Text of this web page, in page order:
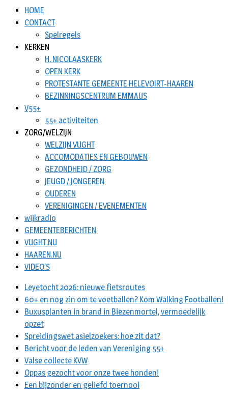
HOME
CONTACT
Spelregels
KERKEN
H. NICOLAASKERK
OPEN KERK
PROTESTANTE GEMEENTE HELEVOIRT-HAAREN
BEZINNINGSCENTRUM EMMAUS
V55+
55+ activiteiten
ZORG/WELZIJN
WELZIJN VUGHT
ACCOMODATIES EN GEBOUWEN
GEZONDHEID / ZORG
JEUGD / JONGEREN
OUDEREN
VERENIGINGEN / EVENEMENTEN
wijkradio
GEMEENTEBERICHTEN
VUGHT.NU
HAAREN.NU
VIDEO’S
Leyetocht 2026: nieuwe fietsroutes
60+ en nog zin om te voetballen? Kom Walking Footballen!
Buxusplanten in brand in Biezenmortel, vermoedelijk
opzet
Spreidingswet asielzoekers: hoe zit dat?
Bericht voor de leden van Vereniging 55+
Valse collecte KVW
Oppas gezocht voor onze twee honden!
Een bijzonder en geliefd toernooi